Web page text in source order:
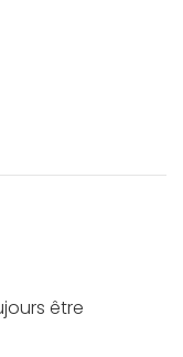
être